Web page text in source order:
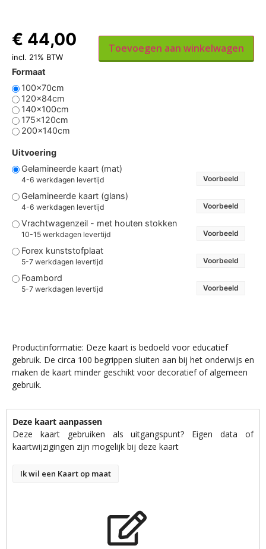
Formaat
100x70cm
120x84cm
140x100cm
175x120cm
200x140cm
Uitvoering
Gelamineerde kaart (mat)
4-6 werkdagen levertijd Voorbeeld
Gelamineerde kaart (glans)
4-6 werkdagen levertijd Voorbeeld
Vrachtwagenzeil - met houten stokken
10-15 werkdagen levertijd Voorbeeld
Forex kunststofplaat
5-7 werkdagen levertijd Voorbeeld
Foambord
5-7 werkdagen levertijd Voorbeeld
€ 44,00
incl. 21% BTW
Toevoegen aan winkelwagen
Productinformatie: Deze kaart is bedoeld voor educatief
gebruik. De circa 100 begrippen sluiten aan bij het onderwijs en
maken de kaart minder geschikt voor decoratief of algemeen
gebruik.
Deze kaart aanpassen
Deze kaart gebruiken als uitgangspunt? Eigen data of
kaartwijzigingen zijn mogelijk bij deze kaart
Ik wil een Kaart op maat